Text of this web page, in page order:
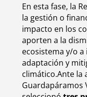
En esta fase, la
la gestión o
impacto en los
aporten a la
ecosistema y/o
adaptación y
climático.Ante la
Guardapáramos